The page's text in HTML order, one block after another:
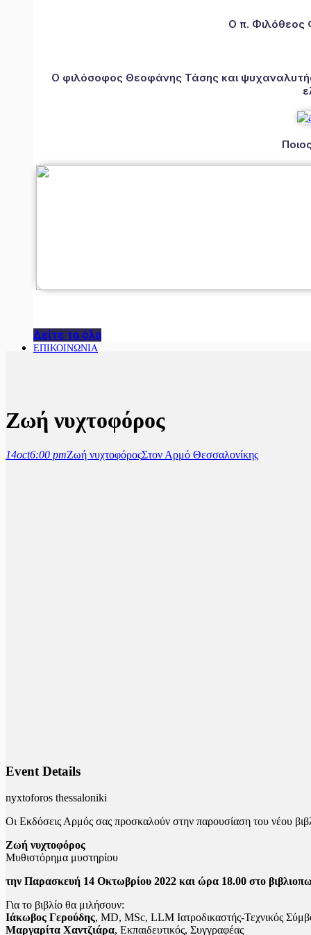
Ο π. Φιλόθεος
Ο φιλόσοφος Θεοφάνης Τάσης και
Δείτε τα όλα
ΕΠΙΚΟΙΝΩΝΙΑ
Ζωή νυχτοφόρος
14oct6:00 pmΖωή νυχτοφόροςΣτον Αρμό Θεσσαλονίκης
Event Details
nyxtoforos thessaloniki
Oι Εκδόσεις Αρμός σας προσκαλούν στην παρουσίαση του νέου
Ζωή νυχτοφόρος
Μυθιστόρημα μυστηρίου
την Παρασκευή 14 Οκτωβρίου 2022 και ώρα 18.00 στο
Για το βιβλίο θα μιλήσουν:
Ιάκωβος Γερούδης, MD, MSc, LLM Ιατροδικαστής-Τεχνικός
Μαργαρίτα Χαντζιάρα, Εκπαιδευτικός, Συγγραφέας